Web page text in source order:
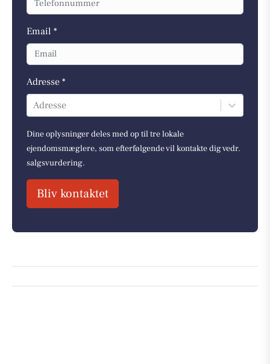
Email *
Adresse *
Adresse
Dine oplysninger deles med op til tre lokale
ejendomsmæglere, som efterfølgende vil kontakte dig vedr.
salgsvurdering.
Bliv kontaktet